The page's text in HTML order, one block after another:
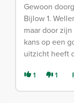
Gewoon
Bijlow 1.
maar door
kans op een
uitzicht heeft
1 1